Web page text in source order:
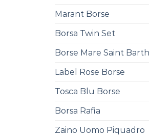
Marant Borse
Borsa Twin Set
Borse Mare Saint Barth
Label Rose Borse
Tosca Blu Borse
Borsa Rafia
Zaino Uomo Piquadro